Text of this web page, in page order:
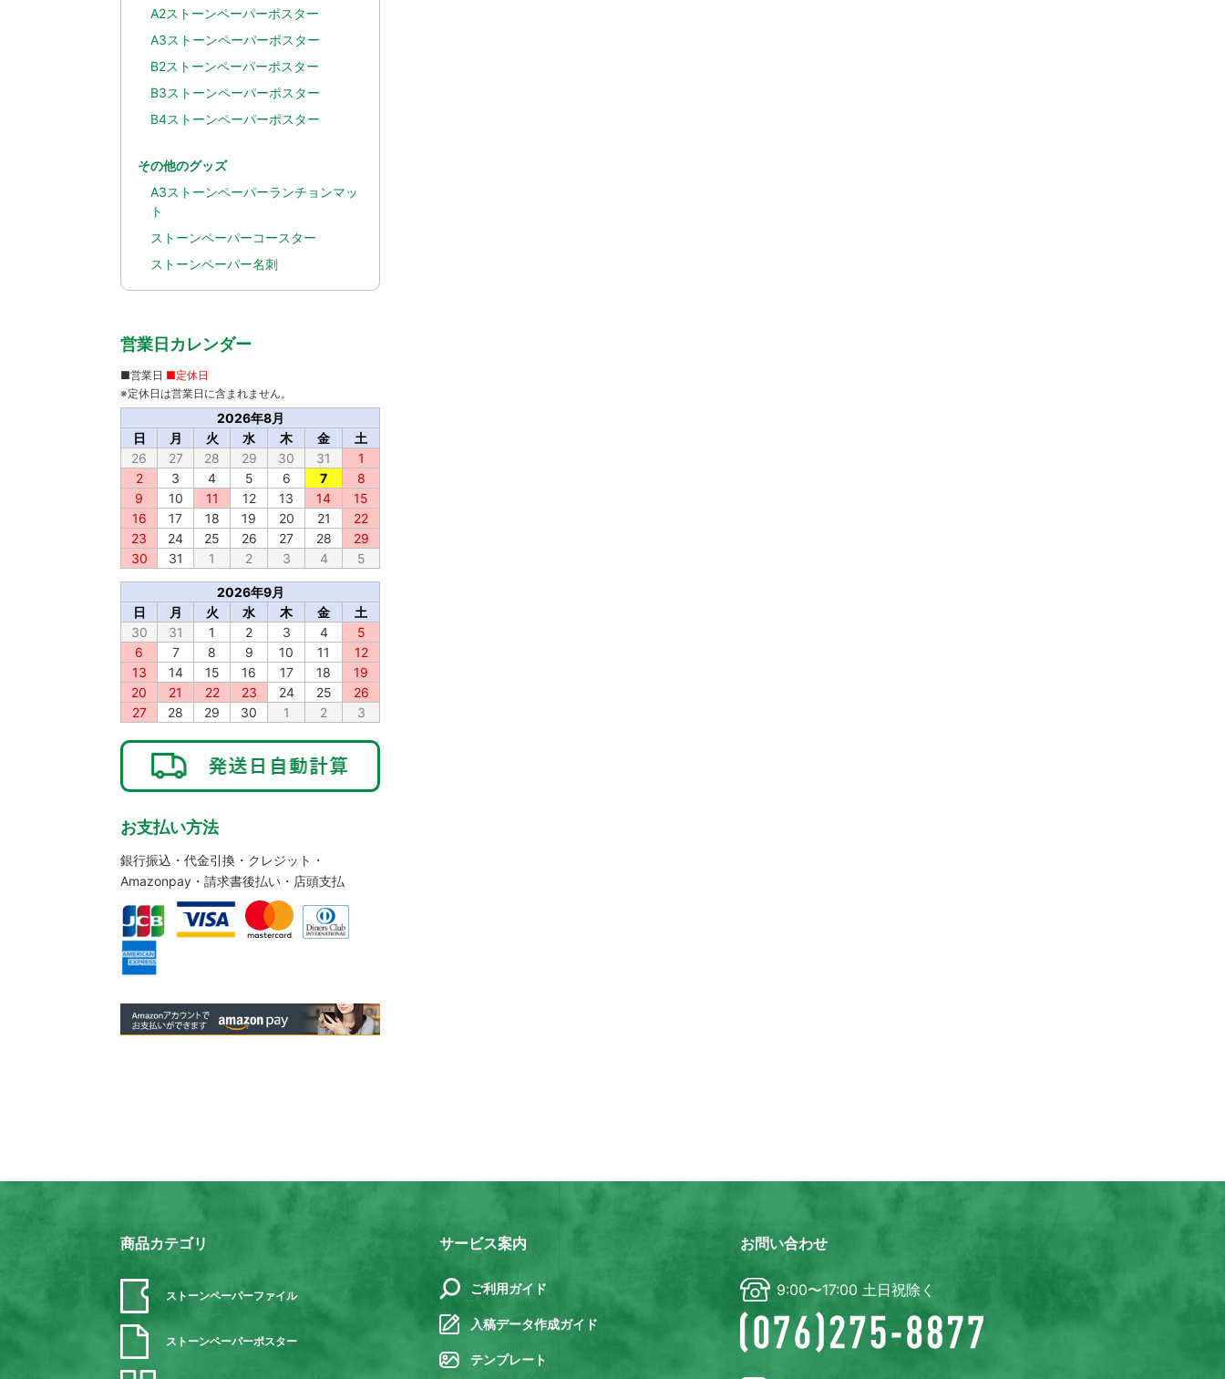
A2ストーンペーパーポスター
A3ストーンペーパーポスター
B2ストーンペーパーポスター
B3ストーンペーパーポスター
B4ストーンペーパーポスター
その他のグッズ
A3ストーンペーパーランチョンマッ
ト
ストーンペーパーコースター
ストーンペーパー名刺
営業日カレンダー
2026年8月
日
月 火 水 木 金
土
26
27 28 29 30 31
1
2
3 4 5 6 7
8
9
10 11 12 13 14
15
16
17 18 19 20 21
22
23
24 25 26 27 28
29
30
31 1 2 3 4 5
2026年9月
日
月 火 水 木 金
土
30
31 1 2 3 4
5
6
7 8 9 10 11
12
13
14 15 16 17 18
19
20
21 22 23 24 25
26
27
28 29 30 1 2 3
■営業日 ■定休日
※定休日は営業日に含まれません。
お支払い方法
銀行振込・代金引換・クレジット・
Amazonpay・請求書後払い・店頭支払
商品カテゴリ
ストーンペーパーファイル
ストーンペーパーポスター
サービス案内
ご利用ガイド
入稿データ作成ガイド
テンプレート
お問い合わせ
9:00〜17:00 土日祝除く